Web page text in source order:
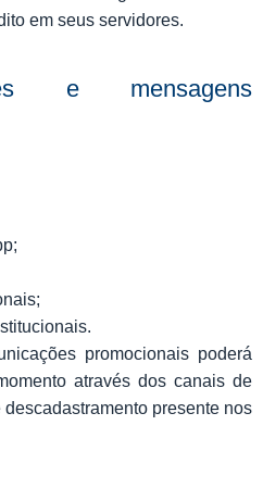
em seus servidores.
e mensagens
promocionais poderá
através dos canais de
presente nos